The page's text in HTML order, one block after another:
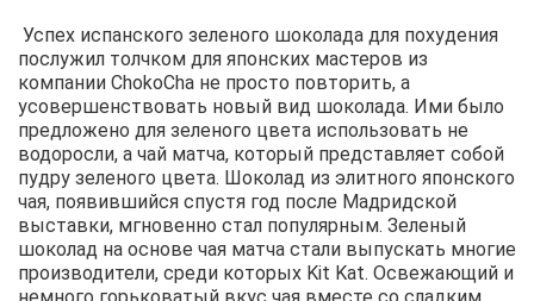
Успех испанского зеленого шоколада для похудения
послужил толчком для японских мастеров из
компании ChokoCha не просто повторить, а
усовершенствовать новый вид шоколада. Ими было
предложено для зеленого цвета использовать не
водоросли, а чай матча, который представляет собой
пудру зеленого цвета. Шоколад из элитного японского
чая, появившийся спустя год после Мадридской
выставки, мгновенно стал популярным. Зеленый
шоколад на основе чая матча стали выпускать многие
производители, среди которых Kit Kat. Освежающий и